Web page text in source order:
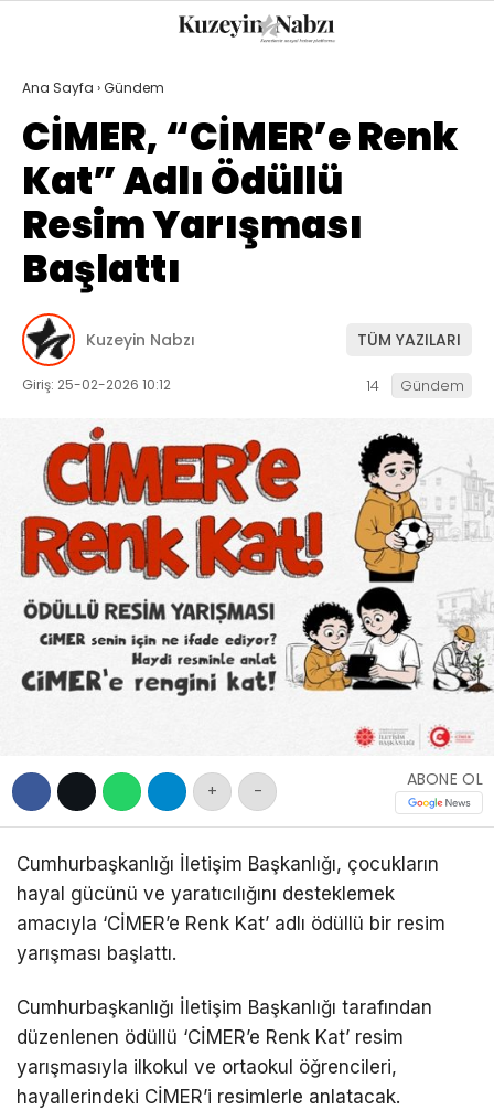
WhatsApp İhbar
Hattı
22.6
GALERİ VİDEO YAZARLAR
GÜNDEM
EKONOMI
POLITIKA
DÜNYA
SPOR
SAĞLIK
TEKNOLOJI
DIĞER
Ana Sayfa ›Gündem
CİMER, “CİMER’e Renk
Kat” Adlı Ödüllü
Resim Yarışması
Başlattı
Kuzeyin Nabzı TÜM YAZILARI
Giriş: 25-02-2026 10:12 14 Gündem
+ -
ABONE OL
Cumhurbaşkanlığı İletişim Başkanlığı, çocukların
hayal gücünü ve yaratıcılığını desteklemek
amacıyla ‘CİMER’e Renk Kat’ adlı ödüllü bir resim
yarışması başlattı.
Cumhurbaşkanlığı İletişim Başkanlığı tarafından
düzenlenen ödüllü ‘CİMER’e Renk Kat’ resim
yarışmasıyla ilkokul ve ortaokul öğrencileri,
hayallerindeki CİMER’i resimlerle anlatacak.